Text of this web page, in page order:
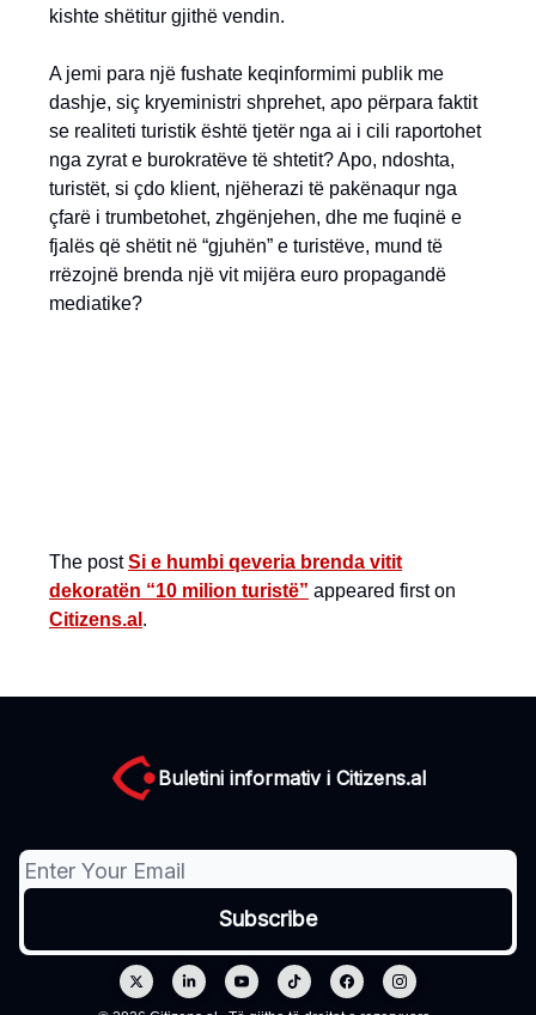
kishte shëtitur gjithë vendin.
A jemi para një fushate keqinformimi publik me
dashje, siç kryeministri shprehet, apo përpara faktit
se realiteti turistik është tjetër nga ai i cili raportohet
nga zyrat e burokratëve të shtetit? Apo, ndoshta,
turistët, si çdo klient, njëherazi të pakënaqur nga
çfarë i trumbetohet, zhgënjehen, dhe me fuqinë e
fjalës që shëtit në “gjuhën” e turistëve, mund të
rrëzojnë brenda një vit mijëra euro propagandë
mediatike?
The postSi e humbi qeveria brenda vitit
dekoratën “10 milion turistë” appeared first on
Citizens.al .
Buletini informativ i Citizens.al